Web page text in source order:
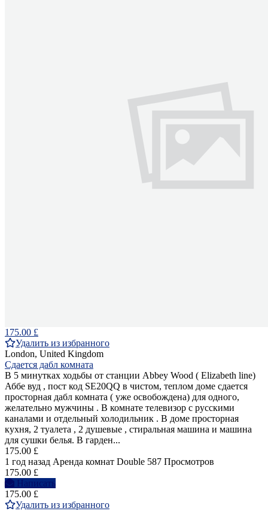
175.00 £
Удалить из избранного
London, United Kingdom
Сдается дабл комната
В 5 минутках ходьбы от станции Abbey Wood ( Elizabeth line)
Аббе вуд , пост код SE20QQ в чистом, теплом доме сдается
просторная дабл комната ( уже освобождена) для одного,
желательно мужчины . В комнате телевизор с русскими
каналами и отдельный холодильник . В доме просторная
кухня, 2 туалета , 2 душевые , стиральная машина и машина
для сушки белья. В гарден...
175.00 £
1 год назад Аренда комнат Double 587 Просмотров
175.00 £
Написать
175.00 £
Удалить из избранного